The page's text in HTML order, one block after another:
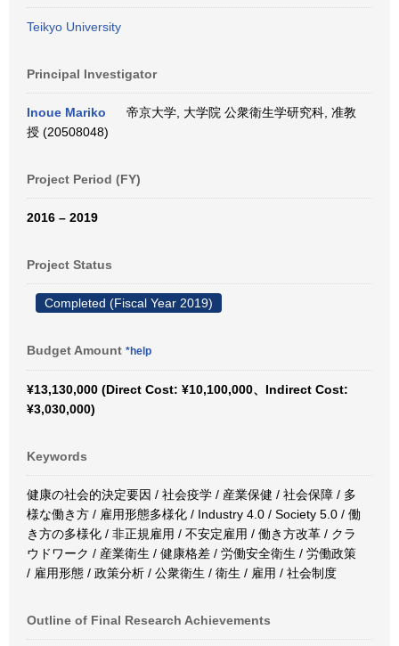
Teikyo University
Principal Investigator
Inoue Mariko
帝京大学, 大学院 公衆衛生学研究科, 准教
授 (20508048)
Project Period (FY)
2016 – 2019
Project Status
Completed (Fiscal Year 2019)
Budget Amount *help
¥13,130,000 (Direct Cost: ¥10,100,000、Indirect Cost:
¥3,030,000)
Keywords
健康の社会的決定要因 / 社会疫学 / 産業保健 / 社会保障 / 多
様な働き方 / 雇用形態多様化 / Industry 4.0 / Society 5.0 / 働
き方の多様化 / 非正規雇用 / 不安定雇用 / 働き方改革 / クラ
ウドワーク / 産業衛生 / 健康格差 / 労働安全衛生 / 労働政策
/ 雇用形態 / 政策分析 / 公衆衛生 / 衛生 / 雇用 / 社会制度
Outline of Final Research Achievements